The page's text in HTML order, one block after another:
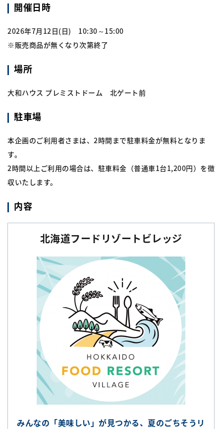
開催日時
2026年7月12日(日) 10:30～15:00
※販売商品が無くなり次第終了
場所
大和ハウス プレミストドーム 北ゲート前
駐車場
本企画のご利用者さまは、2時間まで駐車料金が無料となりま
す。
2時間以上ご利用の場合は、駐車料金（普通車1台1,200円）を徴
収いたします。
内容
北海道フードリゾートビレッジ
みんなの「美味しい」が見つかる、夏のごちそうリ